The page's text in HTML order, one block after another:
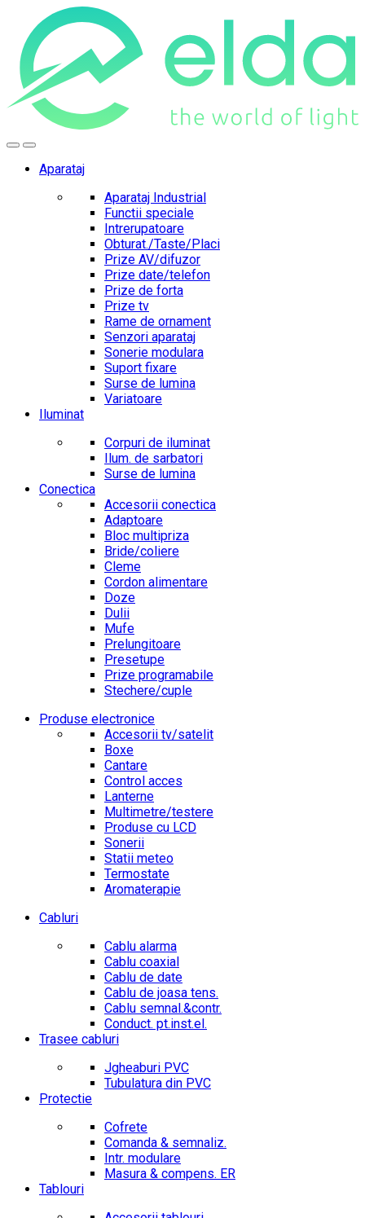
navigation
content
Aparataj
Aparataj Industrial
Functii speciale
Intrerupatoare
Obturat./Taste/Placi
Prize AV/difuzor
Prize date/telefon
Prize de forta
Prize tv
Rame de ornament
Senzori aparataj
Sonerie modulara
Suport fixare
Surse de lumina
Variatoare
Iluminat
Corpuri de iluminat
Ilum. de sarbatori
Surse de lumina
Conectica
Accesorii conectica
Adaptoare
Bloc multipriza
Bride/coliere
Cleme
Cordon alimentare
Doze
Dulii
Mufe
Prelungitoare
Presetupe
Prize programabile
Stechere/cuple
Produse electronice
Accesorii tv/satelit
Boxe
Cantare
Control acces
Lanterne
Multimetre/testere
Produse cu LCD
Sonerii
Statii meteo
Termostate
Aromaterapie
Cabluri
Cablu alarma
Cablu coaxial
Cablu de date
Cablu de joasa tens.
Cablu semnal.&contr.
Conduct. pt.inst.el.
Trasee cabluri
Jgheaburi PVC
Tubulatura din PVC
Protectie
Cofrete
Comanda & semnaliz.
Intr. modulare
Masura & compens. ER
Tablouri